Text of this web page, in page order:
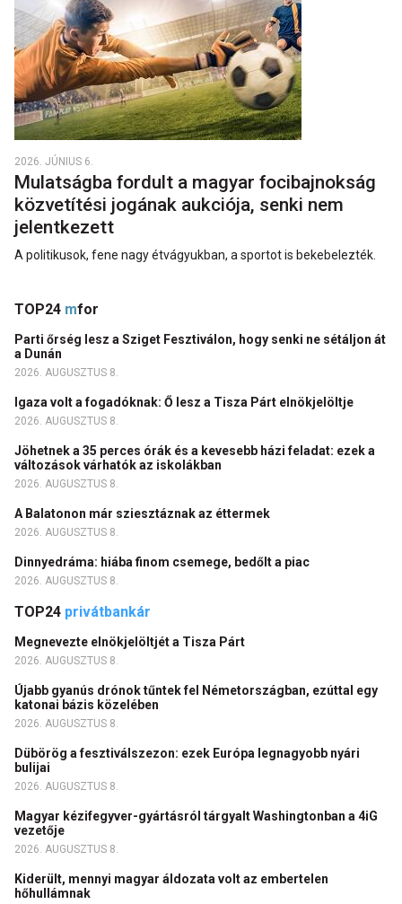
2026. JÚNIUS 6.
Mulatságba fordult a magyar focibajnokság
közvetítési jogának aukciója, senki nem
jelentkezett
A politikusok, fene nagy étvágyukban, a sportot is bekebelezték.
TOP24 mfor
Parti őrség lesz a Sziget Fesztiválon, hogy senki ne sétáljon át
a Dunán
2026. AUGUSZTUS 8.
Igaza volt a fogadóknak: Ő lesz a Tisza Párt elnökjelöltje
2026. AUGUSZTUS 8.
Jöhetnek a 35 perces órák és a kevesebb házi feladat: ezek a
változások várhatók az iskolákban
2026. AUGUSZTUS 8.
A Balatonon már sziesztáznak az éttermek
2026. AUGUSZTUS 8.
Dinnyedráma: hiába finom csemege, bedőlt a piac
2026. AUGUSZTUS 8.
TOP24 privátbankár
Megnevezte elnökjelöltjét a Tisza Párt
2026. AUGUSZTUS 8.
Újabb gyanús drónok tűntek fel Németországban, ezúttal egy
katonai bázis közelében
2026. AUGUSZTUS 8.
Dübörög a fesztiválszezon: ezek Európa legnagyobb nyári
bulijai
2026. AUGUSZTUS 8.
Magyar kézifegyver-gyártásról tárgyalt Washingtonban a 4iG
vezetője
2026. AUGUSZTUS 8.
Kiderült, mennyi magyar áldozata volt az embertelen
hőhullámnak